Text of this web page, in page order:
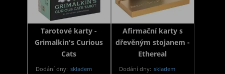
Tarotové karty -
Grimalkin's Curious
Cats
Dodání dny: skladem
Afirmační karty s
dřevěným stojanem -
Ethereal
Dodání dny: skladem